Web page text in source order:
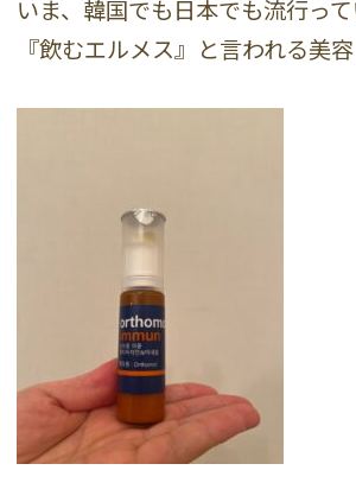
いま、韓国でも日本でも流行って
『飲むエルメス』と言われる美容